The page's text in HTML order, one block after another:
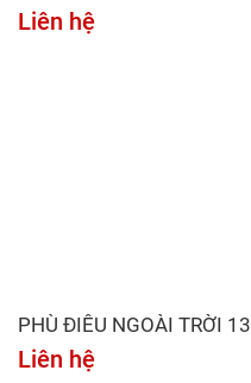
Liên hệ
PHÙ ĐIÊU NGOÀI TRỜI 13
Liên hệ